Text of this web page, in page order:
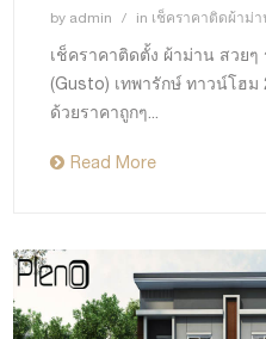
by admin in เช็คราคาติดผ้าม่า
เช็คราคาติดตั้ง ผ้าม่าน สวย
(Gusto) เทพารักษ์ ทาวน์โฮม
ด้วยราคาถูกๆ...
Read More